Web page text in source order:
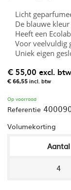
Licht
De blauwe
Heeft een
Voor veelvuldig
Uniek eigen
€ 55,00 excl. btw
€ 66,55incl. btw
Op voorraad
Referentie
Volumekorting
Aantal
4